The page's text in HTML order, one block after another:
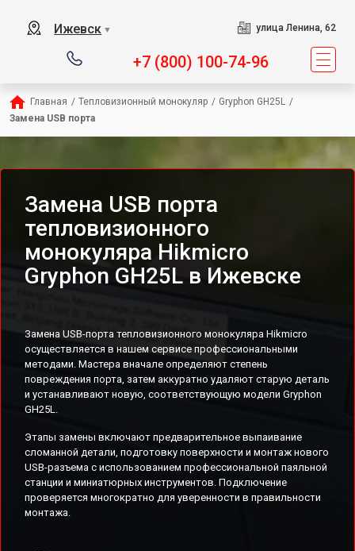
Ижевск ▼ улица Ленина, 62
+7 (800) 100-74-96
Главная / Тепловизионный монокуляр / Gryphon GH25L /
Замена USB порта
Замена USB порта
тепловизионного
монокуляра Hikmicro
Gryphon GH25L в Ижевске
Замена USB-порта тепловизионного монокуляра Hikmicro
осуществляется в нашем сервисе профессиональными
методами. Мастера вначале определяют степень
повреждения порта, затем аккуратно удаляют старую деталь
и устанавливают новую, соответствующую модели Gryphon
GH25L.
Этапы замены включают предварительное выпаивание
сломанной детали, подготовку поверхности и монтаж нового
USB-разъема с использованием профессиональной паяльной
станции и миниатюрных инструментов. Подключение
проверяется многократно для уверенности в правильности
монтажа.